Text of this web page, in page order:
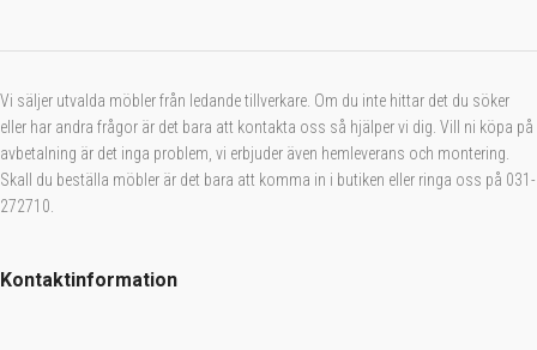
Vi säljer utvalda möbler från ledande tillverkare. Om du inte hittar det du söker
eller har andra frågor är det bara att kontakta oss så hjälper vi dig. Vill ni köpa på
avbetalning är det inga problem, vi erbjuder även hemleverans och montering.
Skall du beställa möbler är det bara att komma in i butiken eller ringa oss på 031-
272710.
Kontaktinformation